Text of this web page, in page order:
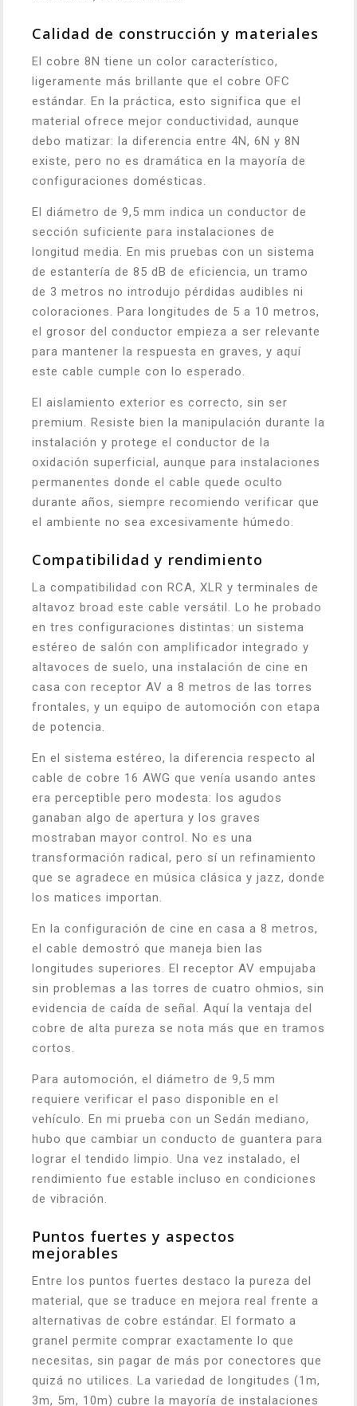
Calidad de construcción y materiales
El cobre 8N tiene un color característico,
ligeramente más brillante que el cobre OFC
estándar. En la práctica, esto significa que el
material ofrece mejor conductividad, aunque
debo matizar: la diferencia entre 4N, 6N y 8N
existe, pero no es dramática en la mayoría de
configuraciones domésticas.
El diámetro de 9,5 mm indica un conductor de
sección suficiente para instalaciones de
longitud media. En mis pruebas con un sistema
de estantería de 85 dB de eficiencia, un tramo
de 3 metros no introdujo pérdidas audibles ni
coloraciones. Para longitudes de 5 a 10 metros,
el grosor del conductor empieza a ser relevante
para mantener la respuesta en graves, y aquí
este cable cumple con lo esperado.
El aislamiento exterior es correcto, sin ser
premium. Resiste bien la manipulación durante la
instalación y protege el conductor de la
oxidación superficial, aunque para instalaciones
permanentes donde el cable quede oculto
durante años, siempre recomiendo verificar que
el ambiente no sea excesivamente húmedo.
Compatibilidad y rendimiento
La compatibilidad con RCA, XLR y terminales de
altavoz broad este cable versátil. Lo he probado
en tres configuraciones distintas: un sistema
estéreo de salón con amplificador integrado y
altavoces de suelo, una instalación de cine en
casa con receptor AV a 8 metros de las torres
frontales, y un equipo de automoción con etapa
de potencia.
En el sistema estéreo, la diferencia respecto al
cable de cobre 16 AWG que venía usando antes
era perceptible pero modesta: los agudos
ganaban algo de apertura y los graves
mostraban mayor control. No es una
transformación radical, pero sí un refinamiento
que se agradece en música clásica y jazz, donde
los matices importan.
En la configuración de cine en casa a 8 metros,
el cable demostró que maneja bien las
longitudes superiores. El receptor AV empujaba
sin problemas a las torres de cuatro ohmios, sin
evidencia de caída de señal. Aquí la ventaja del
cobre de alta pureza se nota más que en tramos
cortos.
Para automoción, el diámetro de 9,5 mm
requiere verificar el paso disponible en el
vehículo. En mi prueba con un Sedán mediano,
hubo que cambiar un conducto de guantera para
lograr el tendido limpio. Una vez instalado, el
rendimiento fue estable incluso en condiciones
de vibración.
Puntos fuertes y aspectos
mejorables
Entre los puntos fuertes destaco la pureza del
material, que se traduce en mejora real frente a
alternativas de cobre estándar. El formato a
granel permite comprar exactamente lo que
necesitas, sin pagar de más por conectores que
quizá no utilices. La variedad de longitudes (1m,
3m, 5m, 10m) cubre la mayoría de instalaciones